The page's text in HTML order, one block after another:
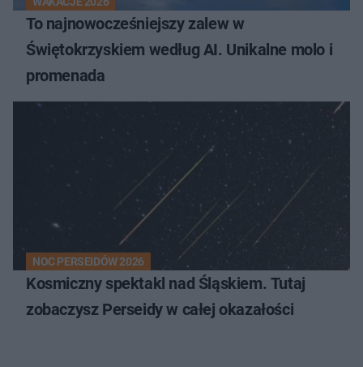
To najnowocześniejszy zalew w
Świętokrzyskiem według AI. Unikalne molo i
promenada
NOC PERSEIDÓW 2026
Kosmiczny spektakl nad Śląskiem. Tutaj
zobaczysz Perseidy w całej okazałości